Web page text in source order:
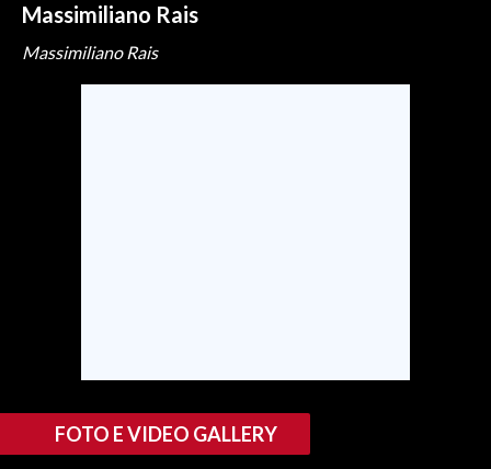
NOTIZIE
EVENTI
SPIAGGE
STORE
Massimiliano Rais
Massimiliano Rais
FOTO E VIDEO GALLERY